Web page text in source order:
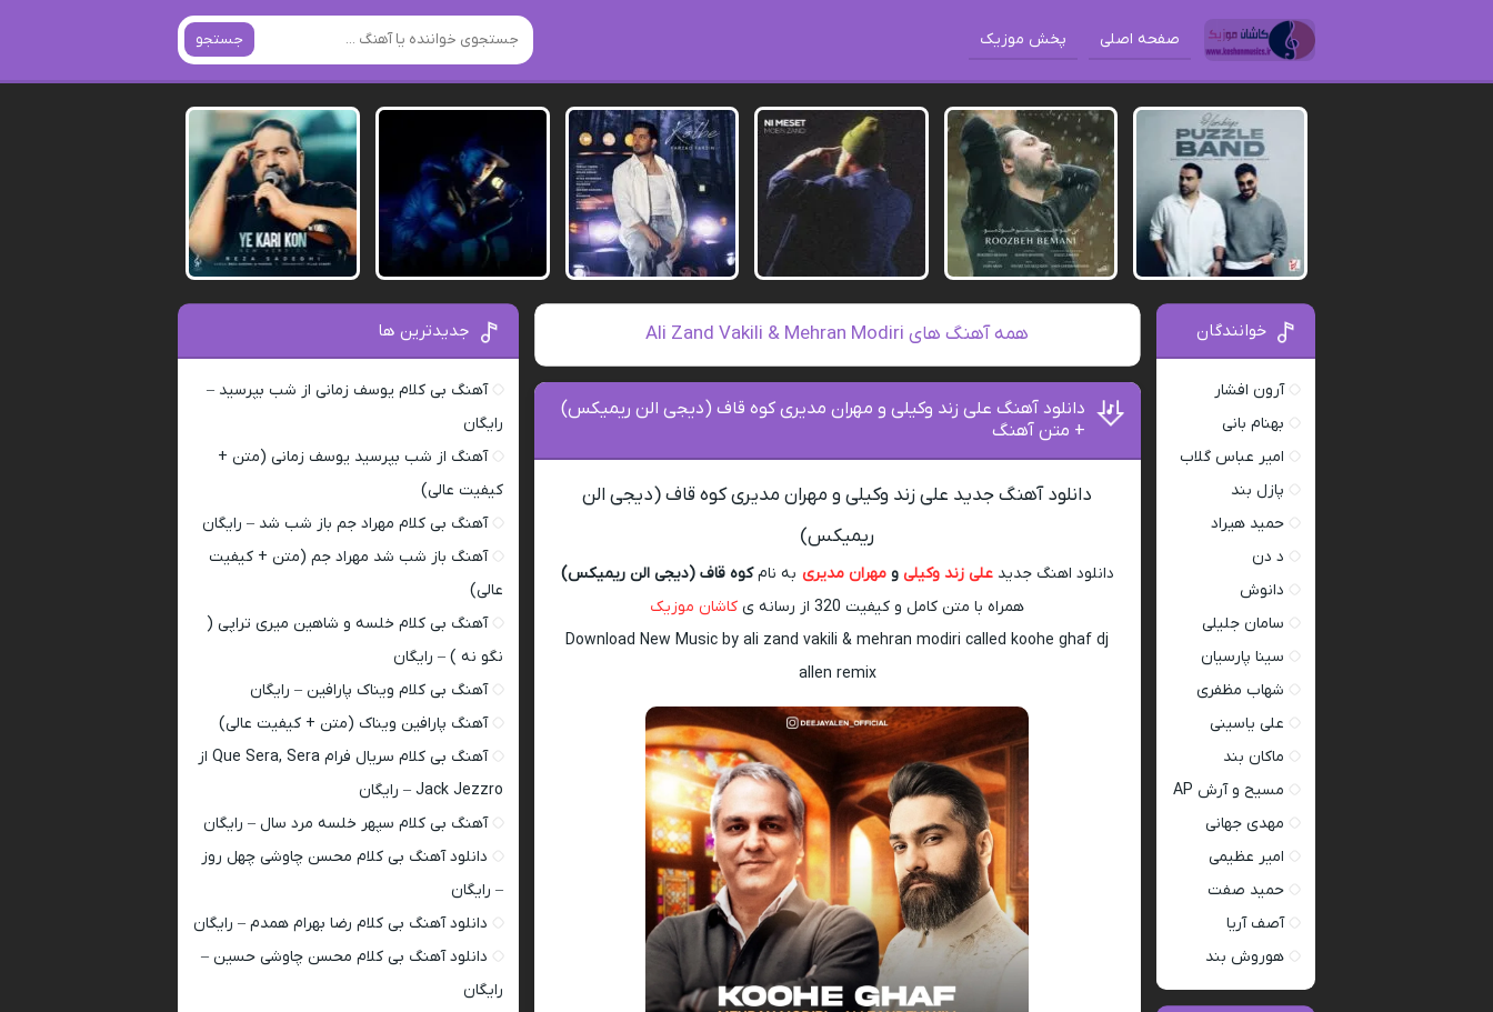
صفحه اصلی پخش موزیک جستجو
همه آهنگ های Ali Zand Vakili & Mehran Modiri
دانلود آهنگ علی زند وکیلی و مهران مدیری کوه قاف (دیجی الن ریمیکس)
+ متن آهنگ
دانلود آهنگ جدید علی زند وکیلی و مهران مدیری کوه قاف (دیجی الن
ریمیکس)
دانلود اهنگ جدیدعلی زند وکیلی ومهران مدیری به نامکوه قاف (دیجی الن ریمیکس)
همراه با متن کامل و کیفیت 320 از رسانه ی
کاشان موزیک
Download New Music by ali zand vakili & mehran modiri called koohe ghaf dj
allen remix
خوانندگان
آرون افشار
بهنام بانی
امیر عباس گلاب
پازل بند
حمید هیراد
د دن
دانوش
سامان جلیلی
سینا پارسیان
شهاب مظفری
علی یاسینی
ماکان بند
مسیح و آرش AP
مهدی جهانی
امیر عظیمی
حمید صفت
آصف آریا
هوروش بند
جدیدترین ها
آهنگ بی کلام یوسف زمانی از شب بپرسید –
رایگان
آهنگ از شب بپرسید یوسف زمانی (متن +
کیفیت عالی)
آهنگ بی کلام مهراد جم باز شب شد – رایگان
آهنگ باز شب شد مهراد جم (متن + کیفیت
عالی)
آهنگ بی کلام خلسه و شاهین میری تراپی (
نگو نه ) – رایگان
آهنگ بی کلام ویناک پارافین – رایگان
آهنگ پارافین ویناک (متن + کیفیت عالی)
آهنگ بی کلام سریال فرام Que Sera, Sera از
Jack Jezzro – رایگان
آهنگ بی کلام سپهر خلسه مرد سال – رایگان
دانلود آهنگ بی کلام محسن چاوشی چهل روز
– رایگان
دانلود آهنگ بی کلام رضا بهرام همدم – رایگان
دانلود آهنگ بی کلام محسن چاوشی حسین –
رایگان